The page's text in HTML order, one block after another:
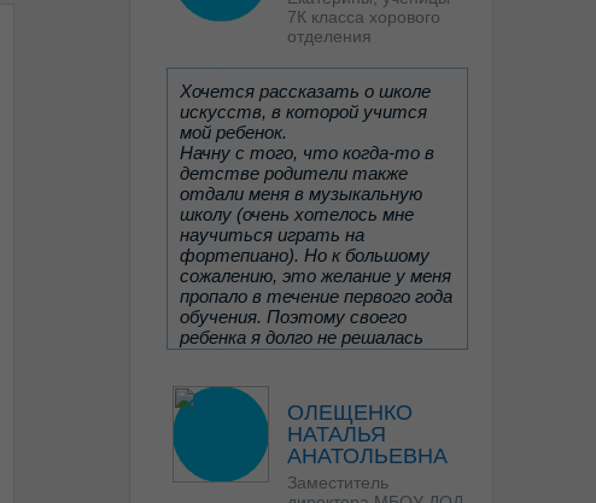
7К класса хорового
отделения
Хочется рассказать о школе
искусств, в которой учится
мой ребенок.
Начну с того, что когда-то в
детстве родители также
отдали меня в музыкальную
школу (очень хотелось мне
научиться играть на
фортепиано). Но к большому
сожалению, это желание у меня
пропало в течение первого года
обучения. Поэтому своего
ребенка я долго не решалась
желание заниматься музыкой.
Читать отзыв целиком
Дочь занималась с
репетитором, пока
преподаватель всё-таки не
ОЛЕЩЕНКО
НАТАЛЬЯ
АНАТОЛЬЕВНА
Заместитель